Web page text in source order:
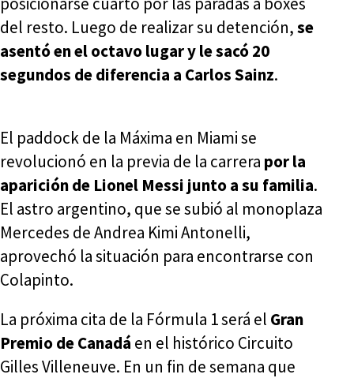
del resto. Luego de realizar su detención,se
asentó en el octavo lugar y le sacó 20
segundos de diferencia a Carlos Sainz.
El paddock de la Máxima en Miami se
revolucionó en la previa de la carrera por la
aparición de Lionel Messi junto a su familia.
El astro argentino, que se subió al monoplaza
Mercedes de Andrea Kimi Antonelli,
aprovechó la situación para encontrarse con
Colapinto.
La próxima cita de la Fórmula 1 será el Gran
Premio de Canadá en el histórico Circuito
Gilles Villeneuve. En un fin de semana que